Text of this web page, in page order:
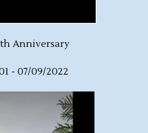
Anniversary
- 07/09/2022